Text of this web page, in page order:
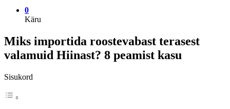
0
Käru
Miks importida roostevabast terasest
valamuid Hiinast? 8 peamist kasu
Sisukord